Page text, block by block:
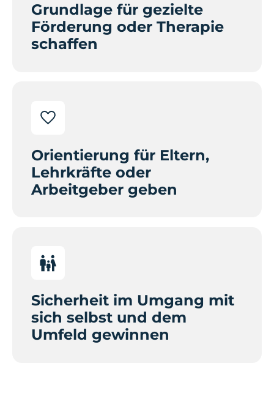
Grundlage für gezielte
Förderung oder Therapie
schaffen
Orientierung für Eltern,
Lehrkräfte oder
Arbeitgeber geben
Sicherheit im Umgang mit
sich selbst und dem
Umfeld gewinnen